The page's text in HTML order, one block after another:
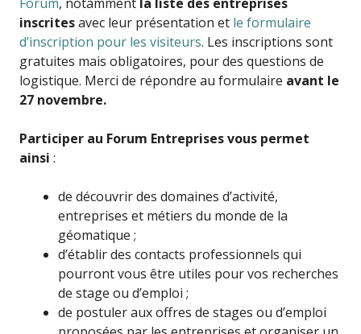
inscritesavec leur présentation et le formulaire
d’inscription pour les visiteurs. Les inscriptions sont
gratuites mais obligatoires, pour des questions de
logistique. Merci de répondre au formulaire avant le
27 novembre.
Participer au Forum Entreprises vous permet
ainsi :
de découvrir des domaines d’activité,
entreprises et métiers du monde de la
géomatique ;
d’établir des contacts professionnels qui
pourront vous être utiles pour vos recherches
de stage ou d’emploi ;
de postuler aux offres de stages ou d’emploi